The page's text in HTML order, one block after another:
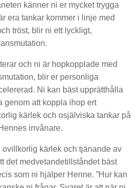
känner ni er mycket trygga
era tankar kommer i linje med
tröst, blir ni ett lyckligt,
och ni är hopkopplade med
blir er personliga
Ni kan bäst upprätthålla
genom att koppla ihop ert
kärlek och osjälviska tankar på
invånare.
ovillkorlig kärlek och tjänande av
det medvetandetillståndet bäst
som ni hjälper Henne. ”Hur kan